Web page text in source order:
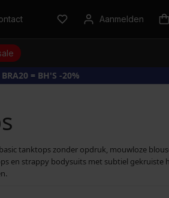
Aanmelden
BRA20 = BH'S -20%
tanktops zonder opdruk, mouwloze
en strappy bodysuits met subtiel gekruiste